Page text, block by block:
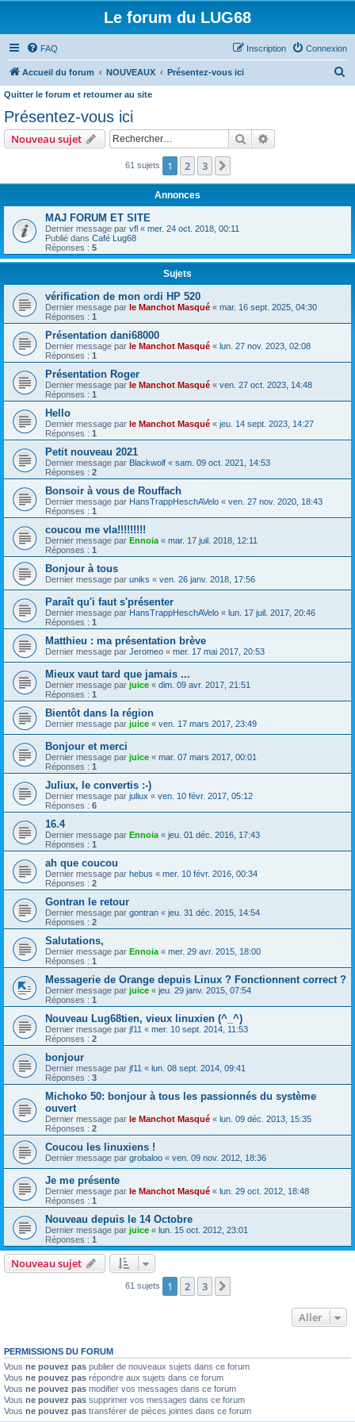
Le forum du LUG68
FAQ Connexion
Inscription
Accueil du forum NOUVEAUX Présentez-vous ici
c
h
Quitter le forum et retourner au site
Présentez-vous ici
Nouveau sujet Rechercher
61 sujets 1 2 3
Annonces
MAJ FORUM ET SITE
Dernier message par vfl « mer. 24 oct. 2018, 00:11
Publié dans Café Lug68
Réponses : 5
Sujets
vérification de mon ordi HP 520
Dernier message par le Manchot Masqué « mar. 16 sept. 2025, 04:30
Réponses : 1
Présentation dani68000
Dernier message par le Manchot Masqué « lun. 27 nov. 2023, 02:08
Réponses : 1
Présentation Roger
Dernier message par le Manchot Masqué « ven. 27 oct. 2023, 14:48
Réponses : 1
Hello
Dernier message par le Manchot Masqué « jeu. 14 sept. 2023, 14:27
Réponses : 1
Petit nouveau 2021
Dernier message par Blackwolf « sam. 09 oct. 2021, 14:53
Réponses : 2
Bonsoir à vous de Rouffach
Dernier message par HansTrappHeschAVelo « ven. 27 nov. 2020, 18:43
Réponses : 1
coucou me vla!!!!!!!!!
Dernier message par Ennoia « mar. 17 juil. 2018, 12:11
Réponses : 1
Bonjour à tous
Dernier message par uniks « ven. 26 janv. 2018, 17:56
Paraît qu'i faut s'présenter
Dernier message par HansTrappHeschAVelo « lun. 17 juil. 2017, 20:46
Réponses : 1
Matthieu : ma présentation brève
Dernier message par Jeromeo « mer. 17 mai 2017, 20:53
Mieux vaut tard que jamais ...
Dernier message par juice « dim. 09 avr. 2017, 21:51
Réponses : 1
Bientôt dans la région
Dernier message par juice « ven. 17 mars 2017, 23:49
Bonjour et merci
Dernier message par juice « mar. 07 mars 2017, 00:01
Réponses : 1
Juliux, le convertis :-)
Dernier message par juliux « ven. 10 févr. 2017, 05:12
Réponses : 6
16.4
Dernier message par Ennoia « jeu. 01 déc. 2016, 17:43
Réponses : 1
ah que coucou
Dernier message par hebus « mer. 10 févr. 2016, 00:34
Réponses : 2
Gontran le retour
Dernier message par gontran « jeu. 31 déc. 2015, 14:54
Réponses : 2
Salutations,
Dernier message par Ennoia « mer. 29 avr. 2015, 18:00
Réponses : 1
Messagerie de Orange depuis Linux ? Fonctionnent correct ?
Dernier message par juice « jeu. 29 janv. 2015, 07:54
Réponses : 1
Nouveau Lug68tien, vieux linuxien (^_^)
Dernier message par jf11 « mer. 10 sept. 2014, 11:53
Réponses : 2
bonjour
Dernier message par jf11 « lun. 08 sept. 2014, 09:41
Réponses : 3
Michoko 50: bonjour à tous les passionnés du système
ouvert
Dernier message par le Manchot Masqué « lun. 09 déc. 2013, 15:35
Réponses : 2
Coucou les linuxiens !
Dernier message par grobaloo « ven. 09 nov. 2012, 18:36
Je me présente
Dernier message par le Manchot Masqué « lun. 29 oct. 2012, 18:48
Réponses : 1
Nouveau depuis le 14 Octobre
Dernier message par juice « lun. 15 oct. 2012, 23:01
Réponses : 1
Nouveau sujet
61 sujets 1 2 3
Aller
PERMISSIONS DU FORUM
Vous ne pouvez pas publier de nouveaux sujets dans ce forum
Vous ne pouvez pas répondre aux sujets dans ce forum
Vous ne pouvez pas modifier vos messages dans ce forum
Vous ne pouvez pas supprimer vos messages dans ce forum
Vous ne pouvez pas transférer de pièces jointes dans ce forum